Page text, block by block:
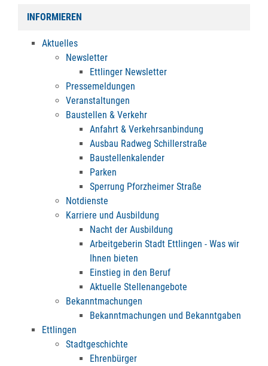
INFORMIEREN
Aktuelles
Newsletter
Ettlinger Newsletter
Pressemeldungen
Veranstaltungen
Baustellen & Verkehr
Anfahrt & Verkehrsanbindung
Ausbau Radweg Schillerstraße
Baustellenkalender
Parken
Sperrung Pforzheimer Straße
Notdienste
Karriere und Ausbildung
Nacht der Ausbildung
Arbeitgeberin Stadt Ettlingen - Was wir
Ihnen bieten
Einstieg in den Beruf
Aktuelle Stellenangebote
Bekanntmachungen
Bekanntmachungen und Bekanntgaben
Ettlingen
Stadtgeschichte
Ehrenbürger